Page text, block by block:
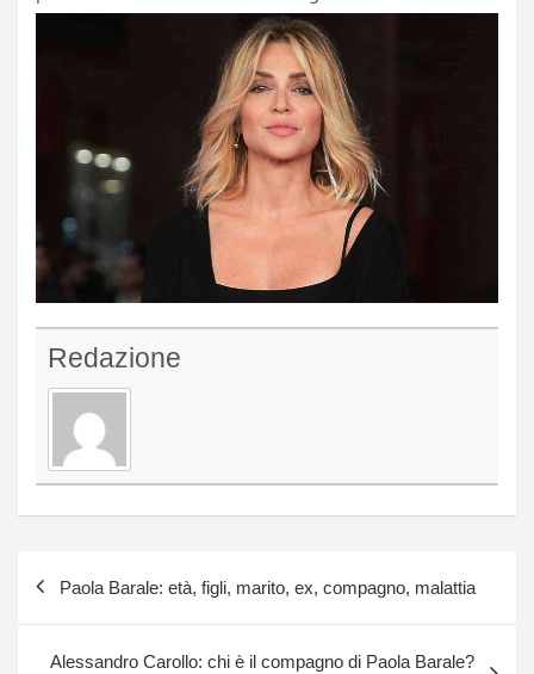
Redazione
Paola Barale: età, figli, marito, ex, compagno, malattia
Alessandro Carollo: chi è il compagno di Paola Barale?